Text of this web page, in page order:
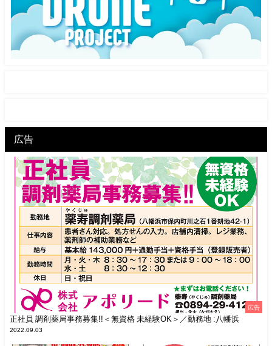
広告
広告
正社員 調剤薬局事務募集!!＜無資格 未経験OK＞／勤務地 :八幡浜
2022.09.03